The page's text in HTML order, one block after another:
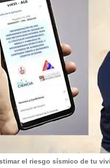
el riesgo sísmico de tu